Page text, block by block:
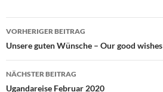
Beitragsnavigation
VORHERIGER BEITRAG
Unsere guten Wünsche – Our good wishes
NÄCHSTER BEITRAG
Ugandareise Februar 2020